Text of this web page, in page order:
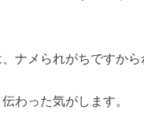
ナメられがちですから
わった気がします。